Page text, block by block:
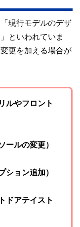
現行モデルのデザ
といわれていま
更を加える場合が
ルやフロント
ールの変更）
ション追加）
ドアテイスト